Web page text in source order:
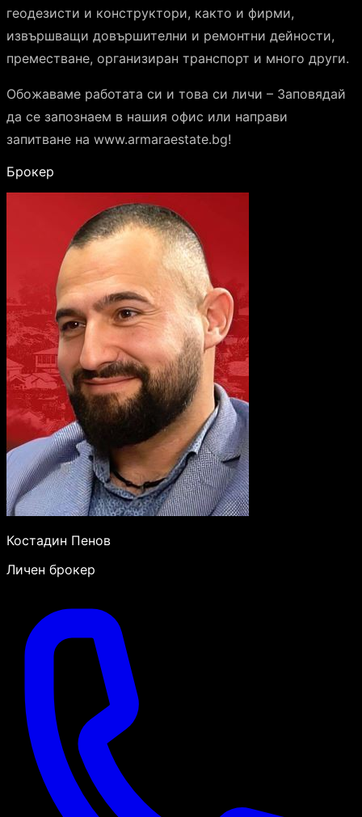
геодезисти и конструктори, както и фирми,
извършващи довършителни и ремонтни дейности,
преместване, организиран транспорт и много други.
Обожаваме работата си и това си личи – Заповядай
да се запознаем в нашия офис или направи
запитване на www.armaraestate.bg!
Брокер
Костадин Пенов
Личен брокер